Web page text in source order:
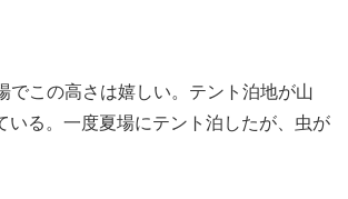
でこの高さは嬉しい。テント泊地が山
いる。一度夏場にテント泊したが、虫が